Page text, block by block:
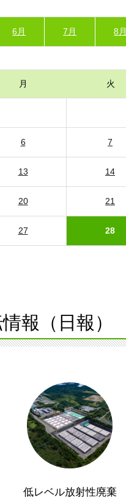
6月 7月 8月
月 火
6 7
13 14
20 21
27 28
報（日報）
低レベル放射性廃棄